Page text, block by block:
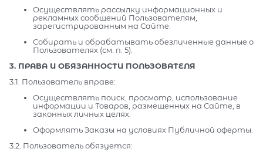
Осуществлять рассылку информационных и
рекламных сообщений Пользователям,
зарегистрированным на Сайте.
Собирать и обрабатывать обезличенные данные о
Пользователях (см. п. 5).
3. ПРАВА И ОБЯЗАННОСТИ ПОЛЬЗОВАТЕЛЯ
3.1. Пользователь вправе:
Осуществлять поиск, просмотр, использование
информации и Товаров, размещенных на Сайте, в
законных личных целях.
Оформлять Заказы на условиях Публичной оферты.
3.2. Пользователь обязуется: